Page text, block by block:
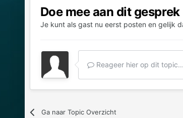
Doe mee aan dit gesprek
Je kunt als gast nu eerst posten en gelijk
Reageer hier op dit topic...
Ga naar Topic Overzicht